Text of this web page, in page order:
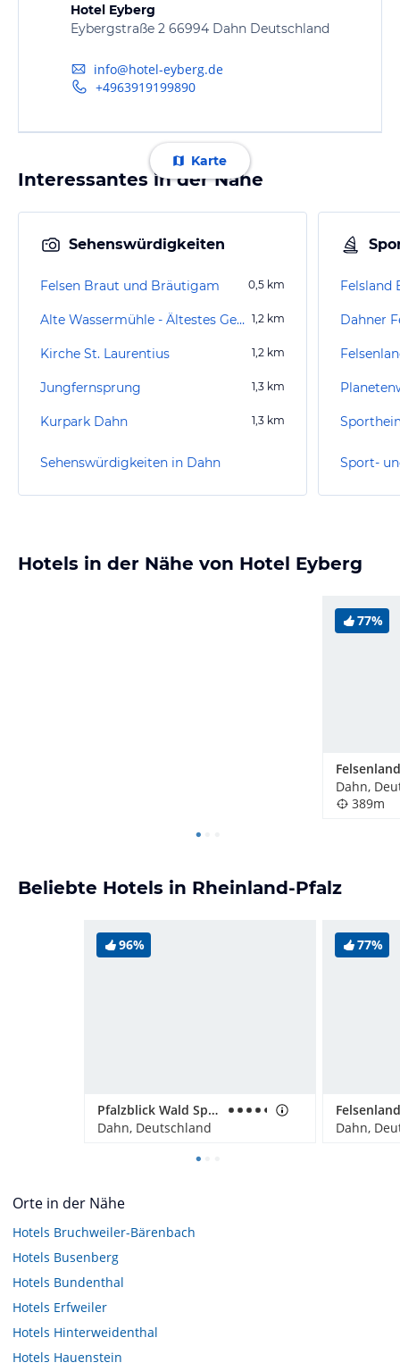
Hotel Eyberg
Eybergstraße 2 66994 Dahn Deutschland
info@hotel-eyberg.de
+4963919199890
Karte
Interessantes in der Nähe
Sehenswürdigkeiten
Felsen Braut und Bräutigam 0,5 km
Alte Wassermühle - Ältestes Gebäude Dahns 1,2 km
Kirche St. Laurentius 1,2 km
Jungfernsprung 1,3 km
Kurpark Dahn 1,3 km
Sehenswürdigkeiten in Dahn
Felsland
Dahner
Sport-
Hotels in der Nähe von Hotel Eyberg
77%
Dahn,
389m
Beliebte Hotels in Rheinland-Pfalz
96%
Pfalzblick Wald Spa Resort
Dahn, Deutschland
77%
Dahn,
Orte in der Nähe
Hotels Bruchweiler-Bärenbach
Hotels Busenberg
Hotels Bundenthal
Hotels Erfweiler
Hotels Hinterweidenthal
Hotels Hauenstein